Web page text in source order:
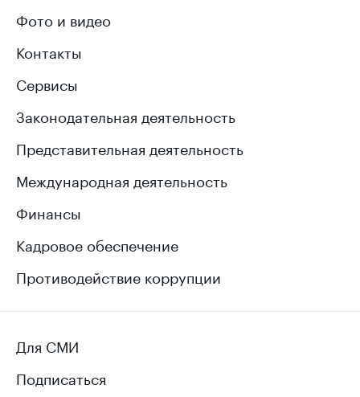
Фото и видео
Контакты
Сервисы
Законодательная деятельность
Представительная деятельность
Международная деятельность
Финансы
Кадровое обеспечение
Противодействие коррупции
Для СМИ
Подписаться